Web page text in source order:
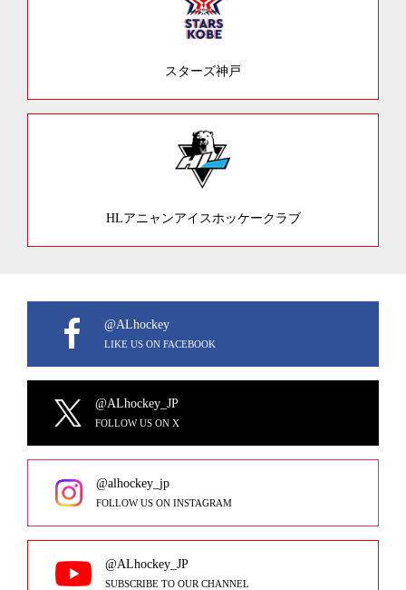
スターズ神戸
HLアニャンアイスホッケークラブ
@ALhockey
LIKE US ON FACEBOOK
@ALhockey_JP
FOLLOW US ON X
@alhockey_jp
FOLLOW US ON INSTAGRAM
@ALhockey_JP
SUBSCRIBE TO OUR CHANNEL